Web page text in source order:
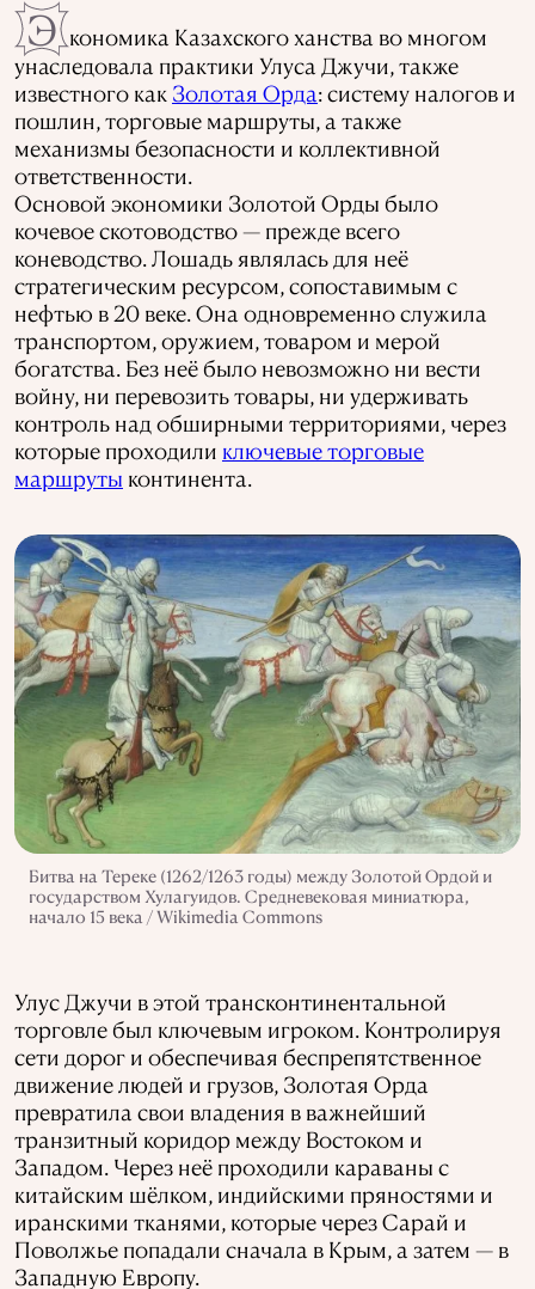
Э кономика Казахского ханства во многом
унаследовала практики Улуса Джучи, также
известного как Золотая Орда: систему налогов и
пошлин, торговые маршруты, а также
механизмы безопасности и коллективной
ответственности.
Основой экономики Золотой Орды было
кочевое скотоводство — прежде всего
коневодство. Лошадь являлась для неё
стратегическим ресурсом, сопоставимым с
нефтью в 20 веке. Она одновременно служила
транспортом, оружием, товаром и мерой
богатства. Без неё было невозможно ни вести
войну, ни перевозить товары, ни удерживать
контроль над обширными территориями, через
которые проходили ключевые торговые
маршруты континента.
Битва на Тереке (1262/1263 годы) между Золотой Ордой и
государством Хулагуидов. Средневековая миниатюра,
начало 15 века / Wikimedia Commons
Улус Джучи в этой трансконтинентальной
торговле был ключевым игроком. Контролируя
сети дорог и обеспечивая беспрепятственное
движение людей и грузов, Золотая Орда
превратила свои владения в важнейший
транзитный коридор между Востоком и
Западом. Через неё проходили караваны с
китайским шёлком, индийскими пряностями и
иранскими тканями, которые через Сарай и
Поволжье попадали сначала в Крым, а затем — в
Западную Европу.